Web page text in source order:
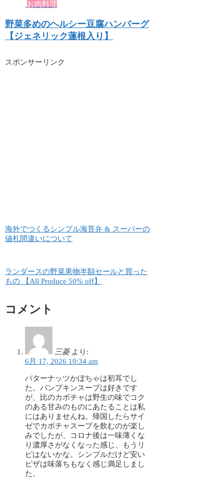
お肉料理
野菜多めのヘルシー豆腐ハンバーグ
【ジェネリック蓮根入り】
スポンサーリンク
海外でつくるシンプル海苔弁 & スーパーの
値札間違いについて
ランダースの野菜果物半額セールと買った
もの 【All Produce 50% off】
コメント
三菱 より:
6月 17, 2026 10:34 am
バターナッツかぼちゃは初耳でし
た。パンプキンスープは好きです
が、比のカボチャは野生の味でコク
のある甘みのものにあたることは私
にはありませんね。帰国したらサイ
ゼでカボチャスープを飲むのが楽し
みでしたが、コロナ後は一味薄くな
り濃厚さがなくなった感じ、もうリ
ピはないかな。シンプルだけど安い
ピザは味落ちもなく感じ満足しまし
た。